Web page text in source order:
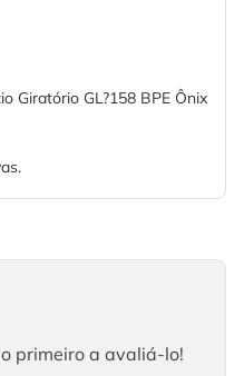
Giratório GL?158 BPE Ônix
primeiro a avaliá-lo!